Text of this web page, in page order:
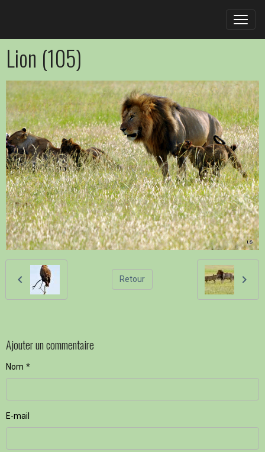
Lion (105)
Retour
Ajouter un commentaire
Nom
E-mail